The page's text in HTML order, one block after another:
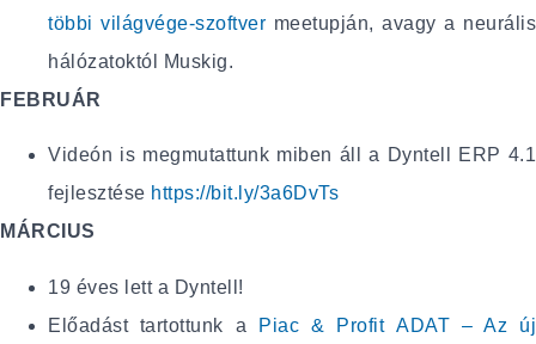
többi világvége-szoftver meetupján, avagy a neurális
hálózatoktól Muskig.
FEBRUÁR
Videón is megmutattunk miben áll a Dyntell ERP 4.1
fejlesztése https://bit.ly/3a6DvTs
MÁRCIUS
19 éves lett a Dyntell!
Előadást tartottunk a
Piac & Profit ADAT – Az új